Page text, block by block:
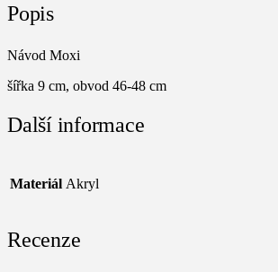
Popis
Návod Moxi
šířka 9 cm, obvod 46-48 cm
Další informace
Materiál Akryl
Recenze